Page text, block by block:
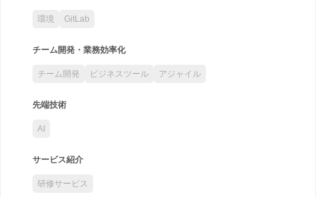
環境 GitLab
チーム開発・業務効率化
チーム開発 ビジネスツール アジャイル
先端技術
AI
サービス紹介
研修サービス